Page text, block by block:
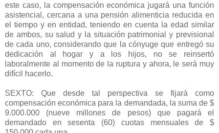
este caso, la compensación económica jugará una función
asistencial, cercana a una pensión alimenticia reducida en
el tiempo y en entidad, teniendo en cuenta la edad similar
de ambos, su salud y la situación patrimonial y previsional
de cada uno, considerando que la cónyuge que entregó su
dedicación al hogar y a los hijos, no se reinsertó
laboralmente al momento de la ruptura y ahora, le será muy
difícil hacerlo.
SEXTO: Que desde tal perspectiva se fijará como
compensación económica para la demandada, la suma de $
9.000.000 (nueve millones de pesos) que pagará el
demandado en sesenta (60) cuotas mensuales de $